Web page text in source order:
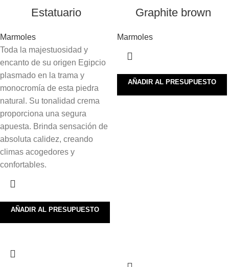
Estatuario
Marmoles
Toda la majestuosidad y
encanto de su origen Egipcio
plasmado en la trama y
monocromía de esta piedra
natural. Su tonalidad crema
proporciona una segura
apuesta. Brinda sensación de
absoluta calidez, creando
climas acogedores y
confortables.
AÑADIR AL PRESUPUESTO
Graphite brown
Marmoles
AÑADIR AL PRESUPUESTO